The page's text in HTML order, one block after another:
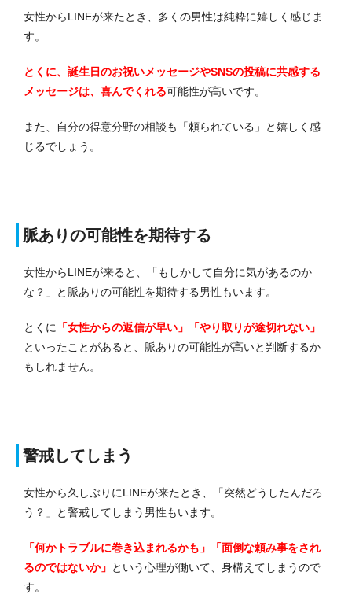
女性からLINEが来たとき、多くの男性は純粋に嬉しく感じま
す。
とくに、誕生日のお祝いメッセージやSNSの投稿に共感する
メッセージは、喜んでくれる可能性が高いです。
また、自分の得意分野の相談も「頼られている」と嬉しく感
じるでしょう。
脈ありの可能性を期待する
女性からLINEが来ると、「もしかして自分に気があるのか
な？」と脈ありの可能性を期待する男性もいます。
とくに
「女性からの返信が早い」「やり取りが途切れない」
といったことがあると、脈ありの可能性が高いと判断するか
もしれません。
警戒してしまう
女性から久しぶりにLINEが来たとき、「突然どうしたんだろ
う？」と警戒してしまう男性もいます。
「何かトラブルに巻き込まれるかも」「面倒な頼み事をされ
るのではないか」 という心理が働いて、身構えてしまうので
す。